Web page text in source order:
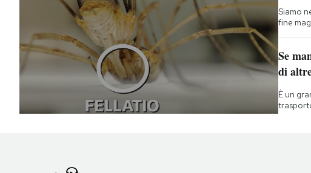
Siamo
fine
Se
di
È un